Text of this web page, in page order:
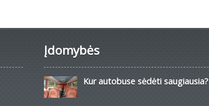
Įdomybės
Kur autobuse sėdėti saugiausia?